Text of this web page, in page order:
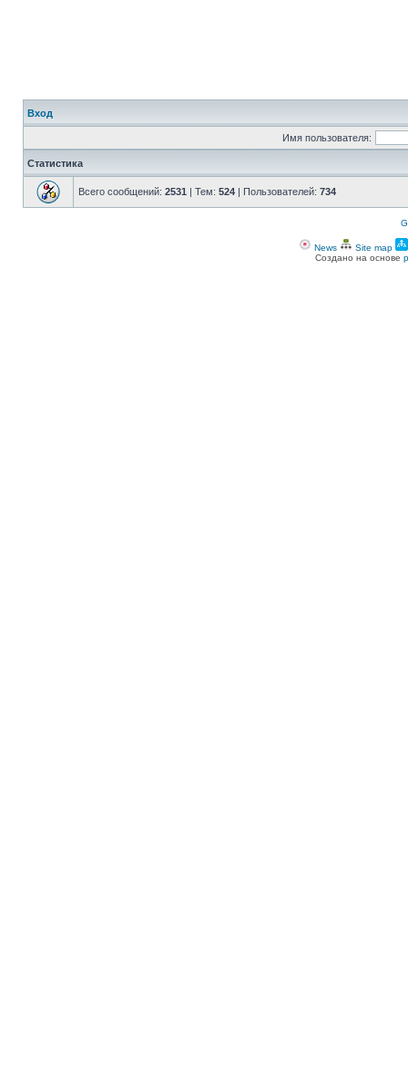
Вход
Имя пользователя:
Статистика
Всего сообщений: 2531 | Тем: 524 | Пользователей: 734
News Site map
Создано на основе